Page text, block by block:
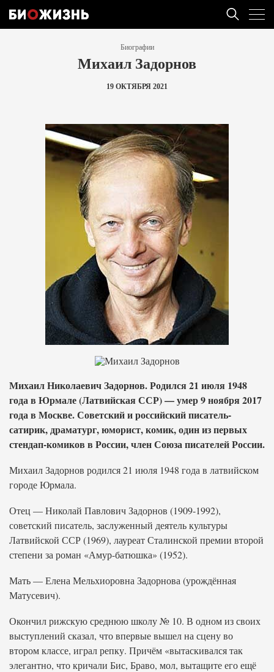
Биографии
Михаил Задорнов
19 ОКТЯБРЯ 2021
Михаил Николаевич Задорнов. Родился 21 июля 1948
года в Юрмале (Латвийская ССР) — умер 9 ноября 2017
года в Москве. Советский и российский писатель-
сатирик, драматург, юморист, комик, один из первых
стендап-комиков в России, член Союза писателей России.
Михаил Задорнов родился 21 июля 1948 года в латвийском
городе Юрмала.
Отец — Николай Павлович Задорнов (1909-1992),
советский писатель, заслуженный деятель культуры
Латвийской ССР (1969), лауреат Сталинской премии второй
степени за роман «Амур-батюшка» (1952).
Мать — Елена Мельхиоровна Задорнова (урождённая
Матусевич).
Окончил рижскую среднюю школу № 10. В одном из своих
выступлений сказал, что впервые вышел на сцену во
втором классе, играл репку. Причём «вытаскивался так
элегантно, что кричали Бис, Браво, мол, вытащите его ещё